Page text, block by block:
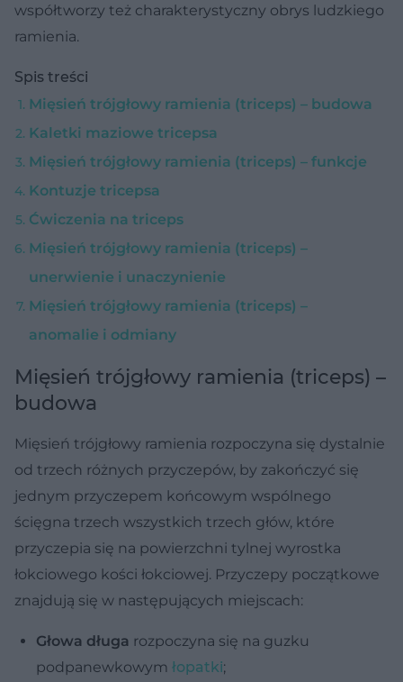
współtworzy też charakterystyczny obrys ludzkiego
ramienia.
Spis treści
Mięsień trójgłowy ramienia (triceps) – budowa
Kaletki maziowe tricepsa
Mięsień trójgłowy ramienia (triceps) – funkcje
Kontuzje tricepsa
Ćwiczenia na triceps
Mięsień trójgłowy ramienia (triceps) –
unerwienie i unaczynienie
Mięsień trójgłowy ramienia (triceps) –
anomalie i odmiany
Mięsień trójgłowy ramienia (triceps) –
budowa
Mięsień trójgłowy ramienia rozpoczyna się dystalnie
od trzech różnych przyczepów, by zakończyć się
jednym przyczepem końcowym wspólnego
ścięgna trzech wszystkich trzech głów, które
przyczepia się na powierzchni tylnej wyrostka
łokciowego kości łokciowej. Przyczepy początkowe
znajdują się w następujących miejscach:
Głowa długa rozpoczyna się na guzku
podpanewkowym łopatki;